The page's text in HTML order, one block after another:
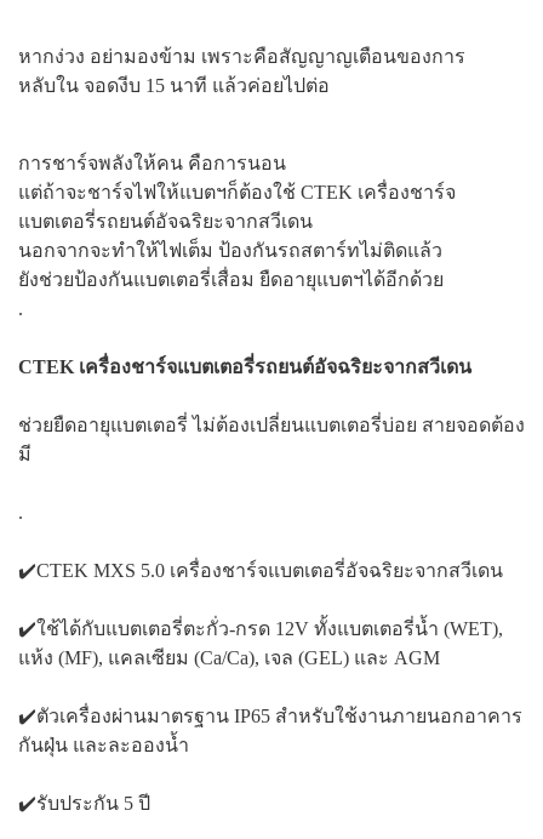
หากง่วง อย่ามองข้าม เพราะคือสัญญาญเตือนของการ
หลับใน จอดงีบ 15 นาที แล้วค่อยไปต่อ
การชาร์จพลังให้คน คือการนอน
แต่ถ้าจะชาร์จไฟให้แบตฯก็ต้องใช้ CTEK เครื่องชาร์จ
แบตเตอรี่รถยนต์อัจฉริยะจากสวีเดน
นอกจากจะทำให้ไฟเต็ม ป้องกันรถสตาร์ทไม่ติดแล้ว
ยังช่วยป้องกันแบตเตอรี่เสื่อม ยืดอายุแบตฯได้อีกด้วย
.
CTEK เครื่องชาร์จแบตเตอรี่รถยนต์อัจฉริยะจากสวีเดน
ช่วยยืดอายุแบตเตอรี่ ไม่ต้องเปลี่ยนแบตเตอรี่บ่อย สายจอดต้อง
มี
.
✔️CTEK MXS 5.0 เครื่องชาร์จแบตเตอรี่อัจฉริยะจากสวีเดน
✔️ใช้ได้กับแบตเตอรี่ตะกั่ว-กรด 12V ทั้งแบตเตอรี่น้ำ (WET),
แห้ง (MF), แคลเซียม (Ca/Ca), เจล (GEL) และ AGM
✔️ตัวเครื่องผ่านมาตรฐาน IP65 สำหรับใช้งานภายนอกอาคาร
กันฝุ่น และละอองน้ำ
✔️รับประกัน 5 ปี